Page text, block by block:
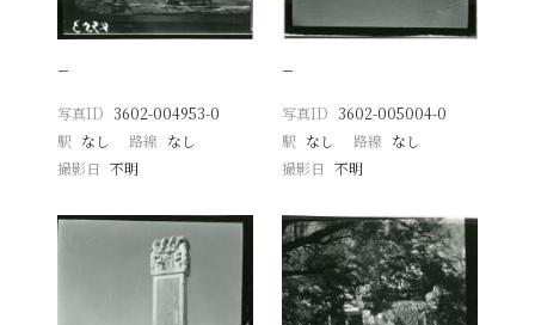
−
写真ID 3602-004953-0
駅 なし 路線 なし
撮影日
不明
−
写真ID 3602-005004-0
駅 なし 路線 なし
撮影日 不明